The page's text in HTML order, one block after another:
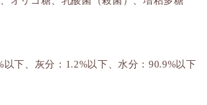
下、灰分：1.2%以下、水分：90.9%以下